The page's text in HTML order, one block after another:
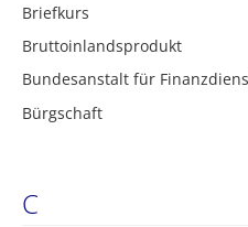
Briefkurs
Bruttoinlandsprodukt
Bundesanstalt für
Bürgschaft
C